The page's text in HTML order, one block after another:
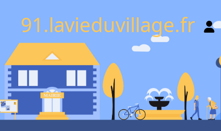
91.lavieduvillage.fr